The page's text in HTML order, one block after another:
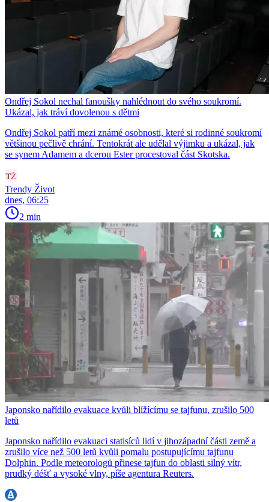
Ondřej Sokol nechal fanoušky nahlédnout do svého soukromí.
Ukázal, jak tráví dovolenou s dětmi
Ondřej Sokol patří mezi známé osobnosti, které si rodinné soukromí
většinou pečlivě chrání. Tentokrát ale udělal výjimku a ukázal, jak
se synem Adamem a dcerou Ester procestoval část Skotska.
Trendy Život
dnes, 06:25
2 min
Japonsko nařídilo evakuace kvůli blížícímu se tajfunu, zrušilo 500
letů
Japonsko nařídilo evakuaci statisíců lidí v jihozápadní části země a
zrušilo více než 500 letů kvůli pomalu postupujícímu tajfunu
Dolphin. Podle meteorologů přinese tajfun do oblasti silný vítr,
prudký déšť a vysoké vlny, píše agentura Reuters.